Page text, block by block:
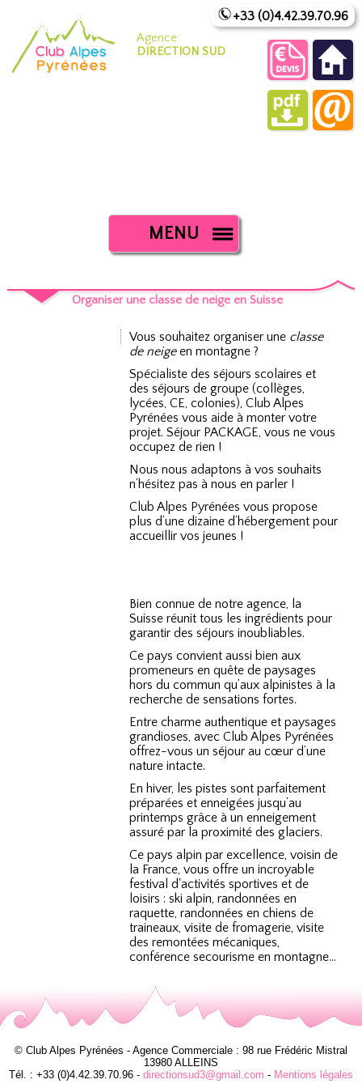
Agence
DIRECTION SUD
+33 (0)4.42.39.70.96
MENU
Organiser une classe de neige en Suisse
Vous souhaitez organiser une classe
de neigeen montagne ?
Spécialiste des séjours scolaires et
des séjours de groupe (collèges,
lycées, CE, colonies), Club Alpes
Pyrénées vous aide à monter votre
projet. Séjour PACKAGE, vous ne vous
occupez de rien !
Nous nous adaptons à vos souhaits
n’hésitez pas à nous en parler !
Club Alpes Pyrénées vous propose
plus d’une dizaine d’hébergement pour
accueillir vos jeunes !
Bien connue de notre agence, la
Suisse réunit tous les ingrédients pour
garantir des séjours inoubliables.
Ce pays convient aussi bien aux
promeneurs en quête de paysages
hors du commun qu’aux alpinistes à la
recherche de sensations fortes.
Entre charme authentique et paysages
grandioses, avec Club Alpes Pyrénées
offrez-vous un séjour au cœur d’une
nature intacte.
En hiver, les pistes sont parfaitement
préparées et enneigées jusqu’au
printemps grâce à un enneigement
assuré par la proximité des glaciers.
Ce pays alpin par excellence, voisin de
la France, vous offre un incroyable
festival d'activités sportives et de
loisirs : ski alpin, randonnées en
raquette, randonnées en chiens de
traineaux, visite de fromagerie, visite
des remontées mécaniques,
conférence secourisme en montagne…
© Club Alpes Pyrénées - Agence Commerciale : 98 rue Frédéric Mistral
13980 ALLEINS
Tél. : +33 (0)4.42.39.70.96 - directionsud3@gmail.com - Mentions légales